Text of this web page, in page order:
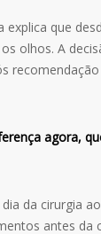
que
olhos. A
agora,
da cirurgia
antes da